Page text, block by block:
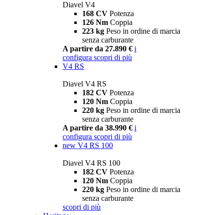
Diavel V4
168 CV Potenza
126 Nm Coppia
223 kg Peso in ordine di marcia
senza carburante
A partire da 27.890 € i
configura scopri di più
V4 RS
Diavel V4 RS
182 CV Potenza
120 Nm Coppia
220 kg Peso in ordine di marcia
senza carburante
A partire da 38.990 € i
configura scopri di più
new V4 RS 100
Diavel V4 RS 100
182 CV Potenza
120 Nm Coppia
220 kg Peso in ordine di marcia
senza carburante
scopri di più